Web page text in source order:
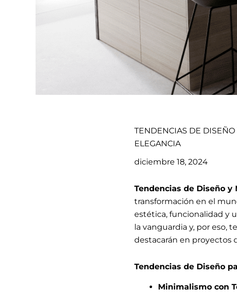
TENDENCIAS DE
ELEGANCIA
diciembre 18, 2024
Tendencias de Diseño y
transformación en el
estética, funcionalidad y
la vanguardia y, por eso,
destacarán en proyectos
Tendencias de Diseño
Minimalismo con